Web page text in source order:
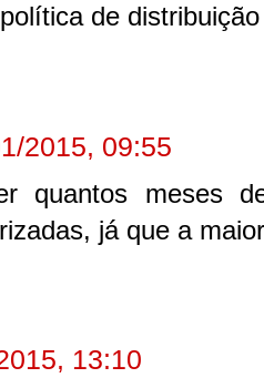
de
2015, 09:55
quantos meses
já que a
13:10